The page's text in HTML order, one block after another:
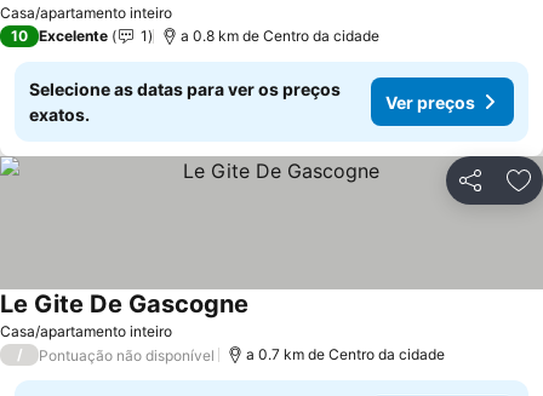
Casa/apartamento inteiro
10 Excelente 1 a 0.8 km de Centro da cidade
Selecione as datas para ver os preços
exatos.
Ver preços
Partilhar
Casa/apartamento inteiro
Le Gite De Gascogne
/ Pontuação não disponível a 0.7 km de Centro da cidade